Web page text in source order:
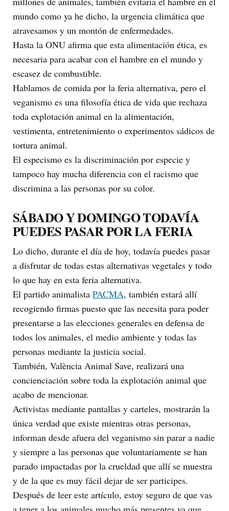
mundo como ya he dicho, la urgencia climática que
atravesamos y un montón de enfermedades.
Hasta la ONU afirma que esta alimentación ética, es
necesaria para acabar con el hambre en el mundo y
escasez de combustible.
Hablamos de comida por la feria alternativa, pero el
veganismo es una filosofía ética de vida que rechaza
toda explotación animal en la alimentación,
vestimenta, entretenimiento o experimentos sádicos de
tortura animal.
El especismo es la discriminación por especie y
tampoco hay mucha diferencia con el racismo que
discrimina a las personas por su color.
SÁBADO Y DOMINGO TODAVÍA
PUEDES PASAR POR LA FERIA
Lo dicho, durante el día de hoy, todavía puedes pasar
a disfrutar de todas estas alternativas vegetales y todo
lo que hay en esta feria alternativa.
El partido animalista PACMA, también estará allí
recogiendo firmas puesto que las necesita para poder
presentarse a las elecciones generales en defensa de
todos los animales, el medio ambiente y todas las
personas mediante la justicia social.
También, València Animal Save, realizará una
concienciación sobre toda la explotación animal que
acabo de mencionar.
Activistas mediante pantallas y carteles, mostrarán la
única verdad que existe mientras otras personas,
informan desde afuera del veganismo sin parar a nadie
y siempre a las personas que voluntariamente se han
parado impactadas por la crueldad que allí se muestra
y de la que es muy fácil dejar de ser participes.
Después de leer este artículo, estoy seguro de que vas